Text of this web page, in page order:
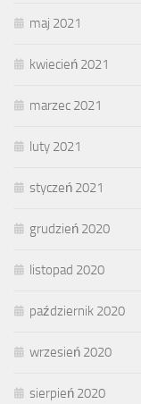
maj 2021
kwiecień 2021
marzec 2021
luty 2021
styczeń 2021
grudzień 2020
listopad 2020
październik 2020
wrzesień 2020
sierpień 2020